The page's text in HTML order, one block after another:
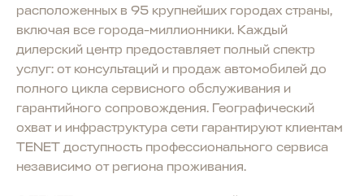
расположенных в 95 крупнейших городах страны,
включая все города-миллионники. Каждый
дилерский центр предоставляет полный спектр
услуг: от консультаций и продаж автомобилей до
полного цикла сервисного обслуживания и
гарантийного сопровождения. Географический
охват и инфраструктура сети гарантируют клиентам
TENET доступность профессионального сервиса
независимо от региона проживания.